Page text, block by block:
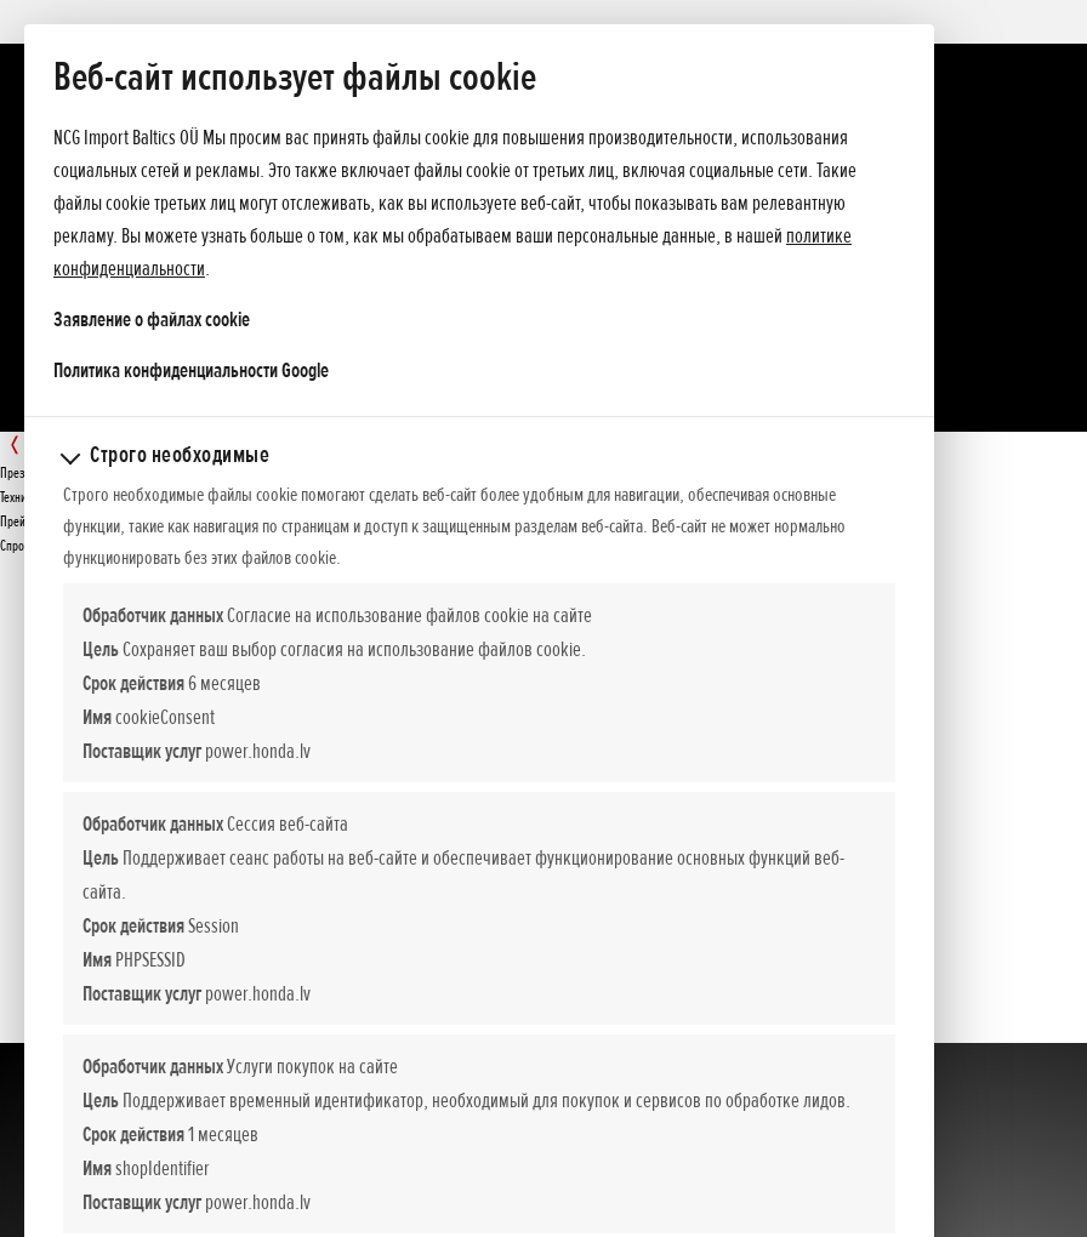
Веб-сайт использует файлы cookie
NCG Import Baltics OÜ Мы просим вас принять файлы cookie для повышения производительности, использования
социальных сетей и рекламы. Это также включает файлы cookie от третьих лиц, включая социальные сети. Такие
файлы cookie третьих лиц могут отслеживать, как вы используете веб-сайт, чтобы показывать вам релевантную
рекламу. Вы можете узнать больше о том, как мы обрабатываем ваши персональные данные, в нашей политике
конфиденциальности.
Заявление о файлах cookie
Политика конфиденциальности Googleopens in a new tab
Строго необходимые
Строго необходимые файлы cookie помогают сделать веб-сайт более удобным для навигации, обеспечивая основные
функции, такие как навигация по страницам и доступ к защищенным разделам веб-сайта. Веб-сайт не может нормально
функционировать без этих файлов cookie.
Обработчик данныхСогласие на использование файлов cookie на сайте
ЦельСохраняет ваш выбор согласия на использование файлов cookie.
Срок действия6 месяцев
ИмяcookieConsent
Поставщик услугpower.honda.lv
Обработчик данныхСессия веб-сайта
ЦельПоддерживает сеанс работы на веб-сайте и обеспечивает функционирование основных функций веб-
сайта.
Срок действияSession
ИмяPHPSESSID
Поставщик услугpower.honda.lv
Обработчик данныхУслуги покупок на сайте
ЦельПоддерживает временный идентификатор, необходимый для покупок и сервисов по обработке лидов.
Срок действия1 месяцев
ИмяshopIdentifier
Поставщик услугpower.honda.lv
Презентация
Технические данные
Прейскурант
Спросите подробнее
ПРЕДЛОЖЕНИЕ